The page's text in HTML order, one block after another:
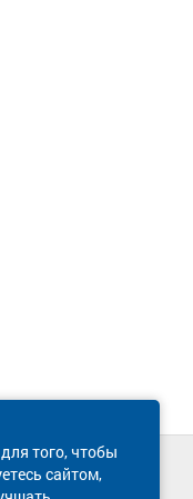
того, чтобы
сайтом,
сайта